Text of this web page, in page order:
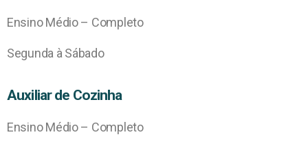
Ensino Médio – Completo
Segunda à Sábado
Auxiliar de Cozinha
Ensino Médio – Completo